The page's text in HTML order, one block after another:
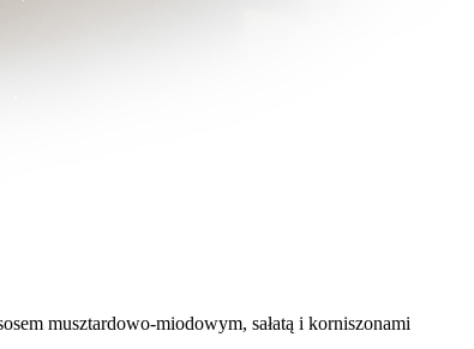
musztardowo‑miodowym, sałatą i korniszonami